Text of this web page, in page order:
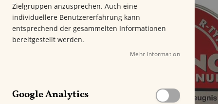
E
n
d
e
i
Zielgruppen anzusprechen. Auch eine
individuellere Benutzererfahrung kann
entsprechend der gesammelten Informationen
bereitgestellt werden.
Mehr Information
Google Analytics